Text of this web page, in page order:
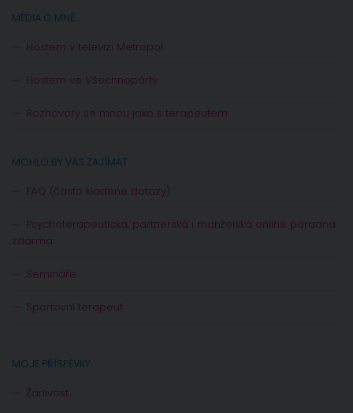
MÉDIA O MNĚ
Hostem v televizi Metropol
Hostem ve Všechnopárty
Rozhovory se mnou jako s terapeutem
MOHLO BY VÁS ZAJÍMAT
FAQ (často kladené dotazy)
Psychoterapeutická, partnerská i manželská online poradna
zdarma
Semináře
Sportovní terapeut
MOJE PŘÍSPĚVKY
Žárlivost